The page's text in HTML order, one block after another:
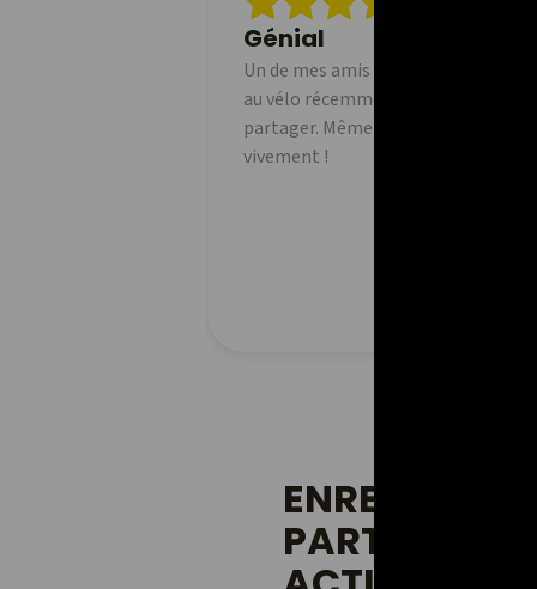
Génial
Un de mes amis a commencé à
au vélo récemment et j'adore
partager. Même la version gratuite
vivement !
PARTAGEZ